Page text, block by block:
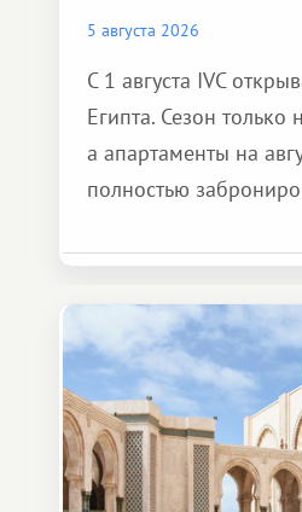
5 августа 2026
С 1 августа IVC
Египта. Сезон только
а апартаменты на
полностью